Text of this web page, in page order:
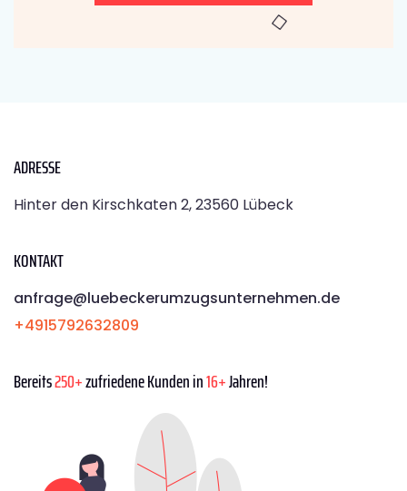
ADRESSE
Hinter den Kirschkaten 2, 23560 Lübeck
KONTAKT
anfrage@luebeckerumzugsunternehmen.de
+4915792632809
Bereits250+zufriedene Kunden in16+Jahren!